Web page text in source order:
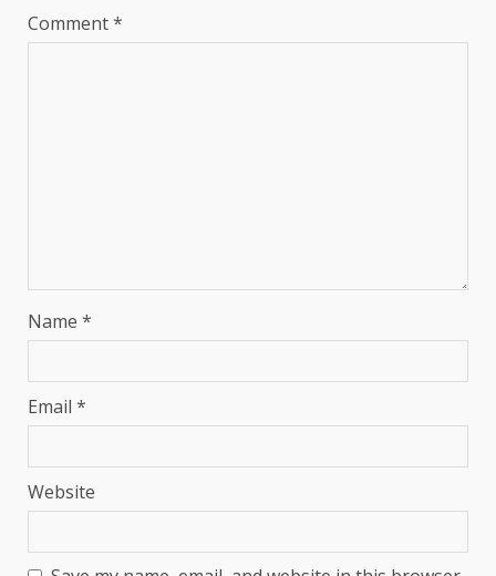
Comment*
Name *
Email *
Website